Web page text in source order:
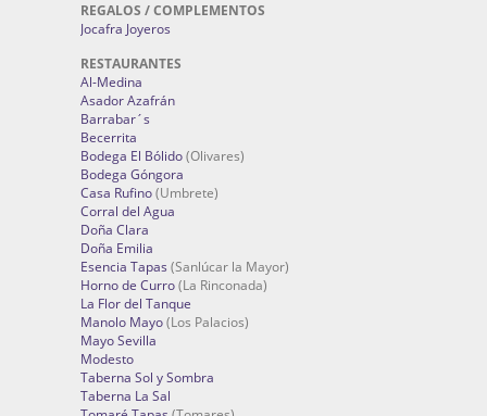
REGALOS / COMPLEMENTOS
Jocafra Joyeros
RESTAURANTES
Al-Medina
Asador Azafrán
Barrabar´s
Becerrita
Bodega El Bólido(Olivares)
Bodega Góngora
Casa Rufino(Umbrete)
Corral del Agua
Doña Clara
Doña Emilia
Esencia Tapas (Sanlúcar la Mayor)
Horno de Curro(La Rinconada)
La Flor del Tanque
Manolo Mayo(Los Palacios)
Mayo Sevilla
Modesto
Taberna Sol y Sombra
Taberna La Sal